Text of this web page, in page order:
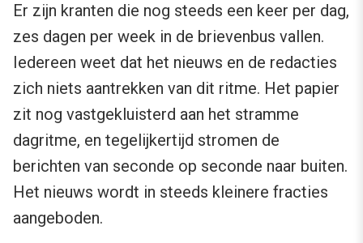
Er zijn kranten die nog steeds een keer per dag,
zes dagen per week in de brievenbus vallen.
Iedereen weet dat het nieuws en de redacties
zich niets aantrekken van dit ritme. Het papier
zit nog vastgekluisterd aan het stramme
dagritme, en tegelijkertijd stromen de
berichten van seconde op seconde naar buiten.
Het nieuws wordt in steeds kleinere fracties
aangeboden.